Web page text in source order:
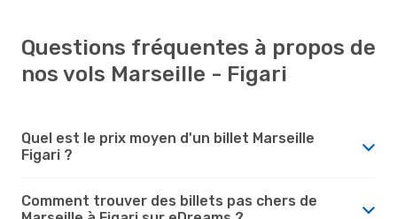
Questions fréquentes à propos de
nos vols Marseille - Figari
Quel est le prix moyen d'un billet Marseille
Figari ?
Comment trouver des billets pas chers de